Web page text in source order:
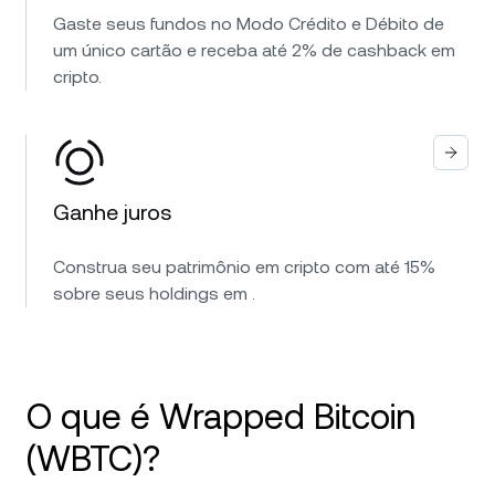
Gaste seus fundos no Modo Crédito e Débito de
um único cartão e receba até 2% de cashback em
cripto.
Ganhe juros
Construa seu patrimônio em cripto com até 15%
sobre seus holdings em .
O que é Wrapped Bitcoin
(WBTC)?